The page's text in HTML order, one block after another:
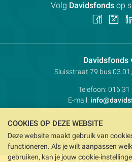
Davidsfonds
Adres:
Sluisstraat 79 bus
Telefoon: 016 31
E-mail:
IBAN:BE98 4310 0693 8193
Privacy Koekjesvoorkeuren
Intellectueel
Volg Davidsfondsop
Volg
COOKIES OP DEZE WEBSITE
Deze website maakt gebruik van
functioneren. Als je wilt aanpassen
gebruiken, kan je jouw cookie-